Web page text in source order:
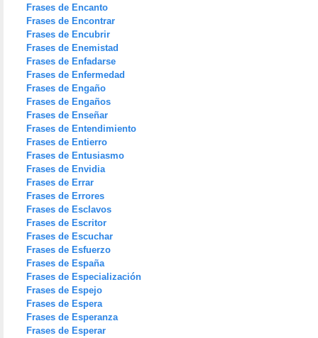
Frases de Encanto
Frases de Encontrar
Frases de Encubrir
Frases de Enemistad
Frases de Enfadarse
Frases de Enfermedad
Frases de Engaño
Frases de Engaños
Frases de Enseñar
Frases de Entendimiento
Frases de Entierro
Frases de Entusiasmo
Frases de Envidia
Frases de Errar
Frases de Errores
Frases de Esclavos
Frases de Escritor
Frases de Escuchar
Frases de Esfuerzo
Frases de España
Frases de Especialización
Frases de Espejo
Frases de Espera
Frases de Esperanza
Frases de Esperar